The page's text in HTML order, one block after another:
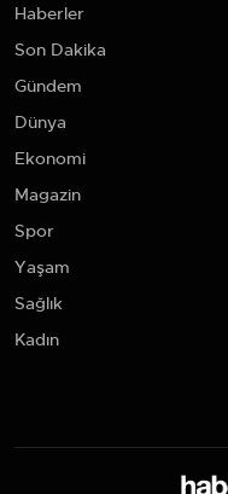
Haberler
Son Dakika
Gündem
Dünya
Ekonomi
Magazin
Spor
Yaşam
Sağlık
Kadın